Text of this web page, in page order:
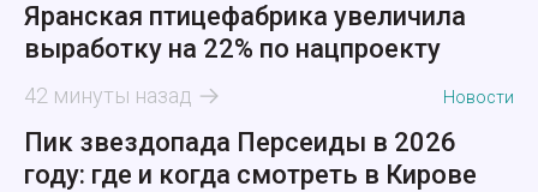
Яранская птицефабрика увеличила
выработку на 22% по нацпроекту
42 минуты назад Новости
Пик звездопада Персеиды в 2026
году: где и когда смотреть в Кирове